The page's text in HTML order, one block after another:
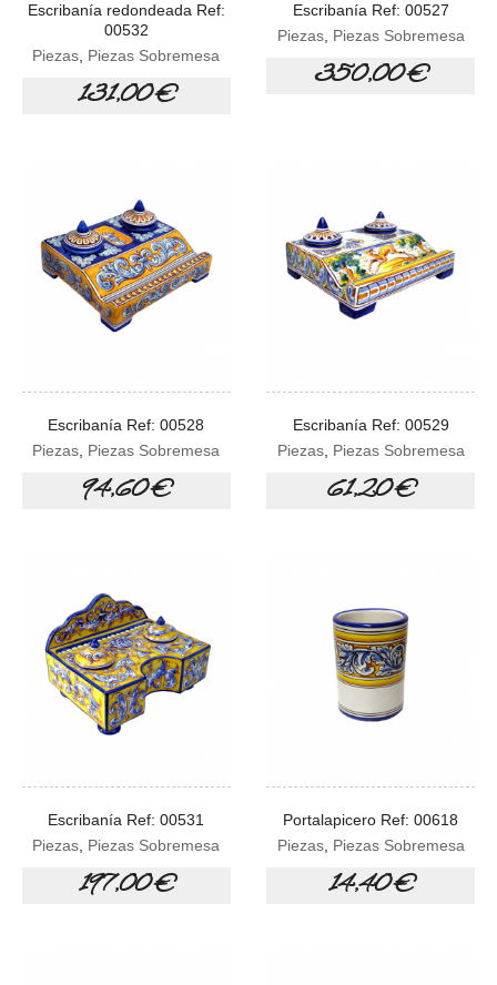
Escribanía redondeada Ref:
00532
Piezas, Piezas Sobremesa
131,00 €
Escribanía Ref: 00527
Piezas, Piezas Sobremesa
350,00 €
Escribanía Ref: 00528
Piezas, Piezas Sobremesa
94,60 €
Escribanía Ref: 00529
Piezas, Piezas Sobremesa
61,20 €
Escribanía Ref: 00531
Piezas Piezas Sobremesa
197,00 €
Portalapicero Ref: 00618
Piezas, Piezas Sobremesa
14,40 €